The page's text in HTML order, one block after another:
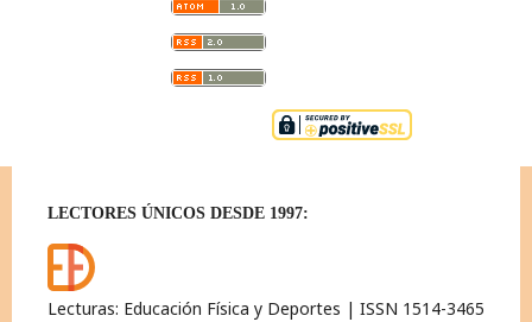
LECTORES ÚNICOS DESDE 1997:
Lecturas: Educación Física y Deportes | ISSN 1514-3465